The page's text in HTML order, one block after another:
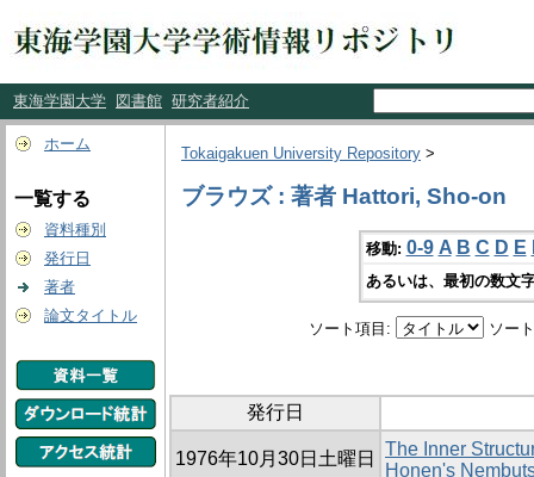
東海学園大学 図書館 研究者紹介
ホーム
一覧する
資料種別
発行日
著者
論文タイトル
Tokaigakuen University Repository >
ブラウズ : 著者 Hattori, Sho-on
移動: 0-9 A B C D E
あるいは、最初の数文
ソート項目: ソー
発行日
1976年10月30日土曜日
The Inner
Honen's